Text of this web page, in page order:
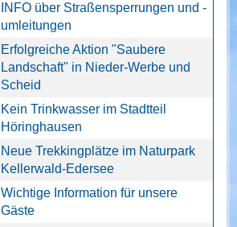
INFO über Straßensperrungen und -
umleitungen
Erfolgreiche Aktion "Saubere
Landschaft" in Nieder-Werbe und
Scheid
Kein Trinkwasser im Stadtteil
Höringhausen
Neue Trekkingplätze im Naturpark
Kellerwald-Edersee
Wichtige Information für unsere
Gäste